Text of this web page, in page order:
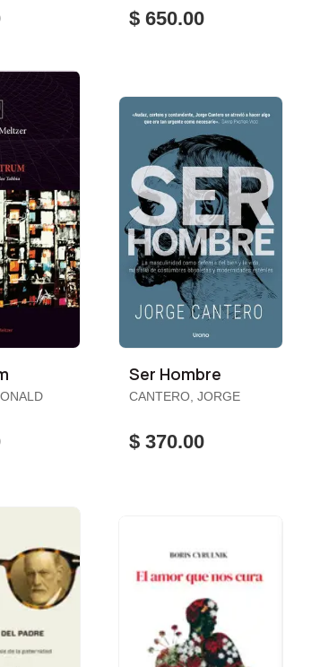
$ 650.00
Ser Hombre
CANTERO, JORGE
$ 370.00